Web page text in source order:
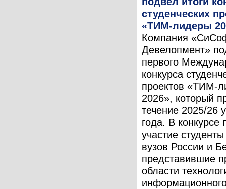
студенческих
«ТИМ-лидеры
Компания
Девелопмент»
первого
конкурса
проектов «ТИМ-
2026», который
течение 2025/26
года. В конкурсе
участие
вузов России и
представившие
области